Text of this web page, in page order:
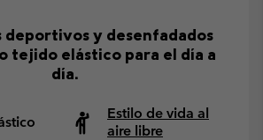
deportivos y desenfadados
tejido elástico para el día a
día.
Estilo de vida al
aire libre